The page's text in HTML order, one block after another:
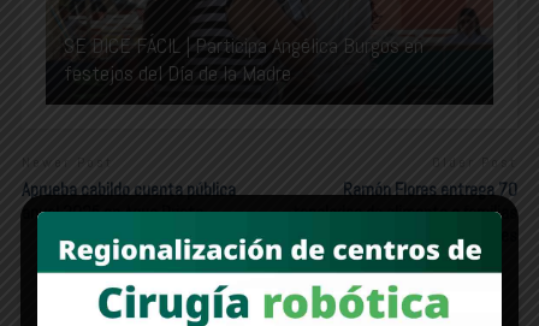
SE DICE FÁCIL | Participa Angélica Burgos en
festejos del Día de la Madre
Newer Post
Aprueba cabildo cuenta pública
anual 2025 en Agua Prieta
Ramón Flores entrega 70
toneladas de alimento a familias
guaymenses
Edición 1312